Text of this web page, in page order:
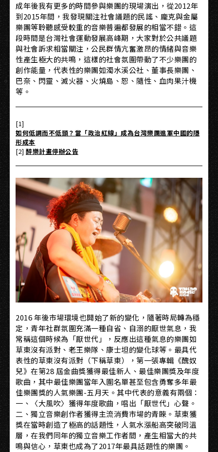
成年後我有更多的時間參與樂團的現場演出，從2012年
到2015年間，我發現關注社會議題的民謠、龐克與金屬
樂團等聆聽感受較重的音樂普遍都發展的相當不錯。這
段時間是台灣社會運動發展高峰期，大家對於公共議題
與社會訴求相當關注，公民群情亢奮激昂的情緒與音樂
性產生極大的共鳴，這樣的社會氛圍帶動了不少樂團的
創作能量，代表性的樂團如濁水溪公社、董事長樂團、
巴奈、閃靈、滅火器、火燒島、恕、隨性、血肉果汁機
等。
[1]
如何低調而不低頭？當「政治紅線」成為台灣樂團進軍中國的隱
形成本
[2] 醉樂計畫停辦公告
2016 年後市場環境也開始了新的變化，隨著時局轉為穩
定，青年社群氛圍充滿一種自省、自溺的厭世氣息，我
常稱這個時候為「厭世代」，反應出這種氣息的樂團如
草東沒有派對、老王樂隊、康士坦的變化球等。最具代
表性的草東沒有派對（下稱草東），第一張專輯《醜奴
兒》在第28 屆金曲獎獲得最佳新人、最佳樂團獎及年度
歌曲，其中最佳樂團當年入圍名單甚至包含勇奪多年最
佳樂團獎的人氣樂團-五月天。其中代表的意義有兩個：
一、〈大風吹〉獲得年度歌曲，唱出「厭世代」心聲。
二、獨立音樂創作者獲得主流消費市場的青睞。草東獲
獎在當時創造了極高的話題性，人氣水漲船高突破同溫
層，在我們同年的獨立音樂工作者間，產生相當大的共
鳴與信心，草東也成為了2017年最具話題性的樂團。